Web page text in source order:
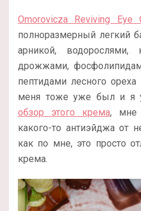
Omorovicza Reviving Eye
полноразмерный легкий
арникой, водорослями,
дрожжами,
пептидами лесного
меня тоже уже был и я
обзор этого крема, мне
какого-то антиэйджа от
как по мне, это просто
крема.